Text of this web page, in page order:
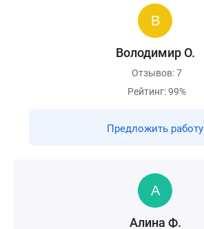
Володимир О.
Отзывов: 7
Рейтинг: 99%
Предложить работу
Алина Ф.